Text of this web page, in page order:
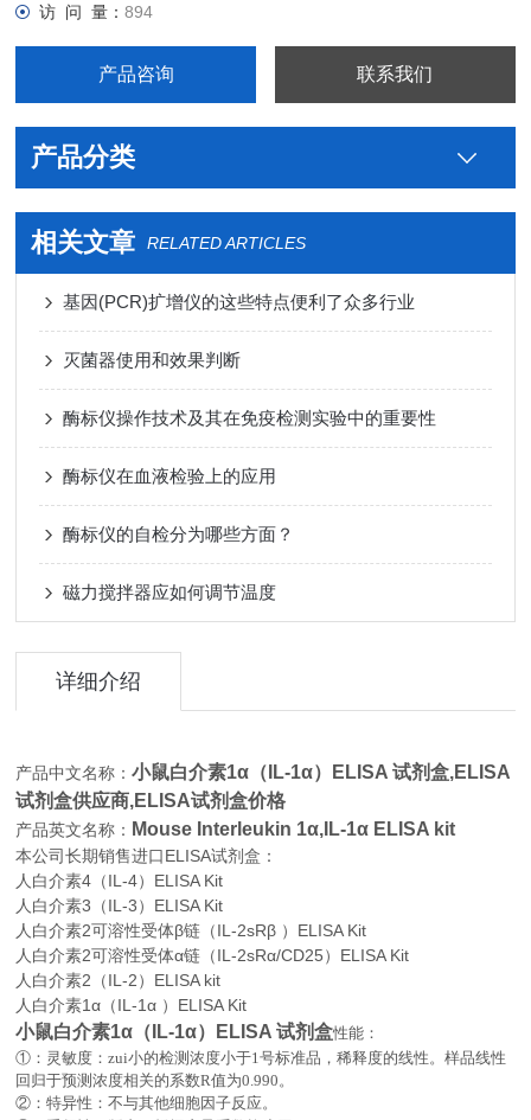
访 问 量：894
产品咨询 联系我们
产品分类
相关文章 RELATED ARTICLES
基因(PCR)扩增仪的这些特点便利了众多行业
灭菌器使用和效果判断
酶标仪操作技术及其在免疫检测实验中的重要性
酶标仪在血液检验上的应用
酶标仪的自检分为哪些方面？
磁力搅拌器应如何调节温度
详细介绍
产品中文名称：小鼠白介素1α（IL-1α）ELISA 试剂盒,ELISA
试剂盒供应商,ELISA试剂盒价格
产品英文名称： Mouse Interleukin 1α,IL-1α ELISA kit
本公司长期销售进口ELISA试剂盒：
人白介素4（IL-4）ELISA Kit
人白介素3（IL-3）ELISA Kit
人白介素2可溶性受体β链（IL-2sRβ ）ELISA Kit
人白介素2可溶性受体α链（IL-2sRα/CD25）ELISA Kit
人白介素2（IL-2）ELISA kit
人白介素1α（IL-1α ）ELISA Kit
小鼠白介素1α（IL-1α）ELISA 试剂盒性能：
①：灵敏度：zui小的检测浓度小于1号标准品，稀释度的线性。样品线性
回归于预测浓度相关的系数R值为0.990。
②：特异性：不与其他细胞因子反应。